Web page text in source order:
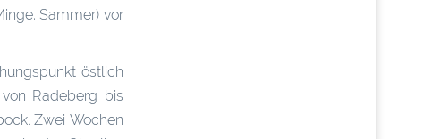
Sammer) vor
östlich
Radeberg bis
Zwei Wochen